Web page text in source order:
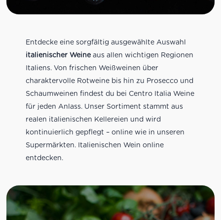
Entdecke eine sorgfältig ausgewählte Auswahl
italienischer Weineaus allen wichtigen Regionen
Italiens. Von frischen Weißweinen über
charaktervolle Rotweine bis hin zu Prosecco und
Schaumweinen findest du bei Centro Italia Weine
für jeden Anlass. Unser Sortiment stammt aus
realen italienischen Kellereien und wird
kontinuierlich gepflegt – online wie in unseren
Supermärkten. Italienischen Wein online
entdecken.